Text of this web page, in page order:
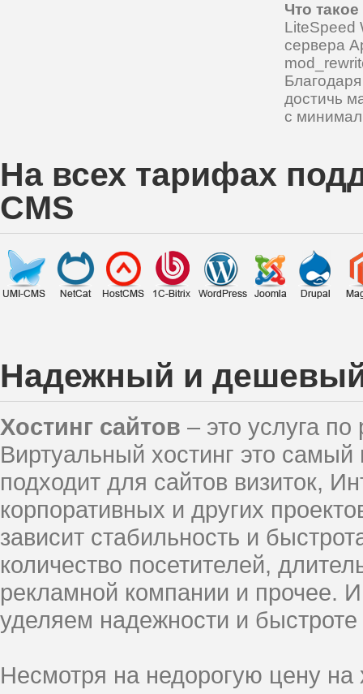
Что
LiteSpeed
сервера
достичь
с
На всех тарифах
CMS
Надежный и дешевый
Хостинг сайтов – это услуга
Виртуальный хостинг это
подходит для сайтов визиток,
корпоративных и других
зависит стабильность и
количество посетителей,
рекламной компании и прочее.
уделяем надежности и
Несмотря на недорогую цену